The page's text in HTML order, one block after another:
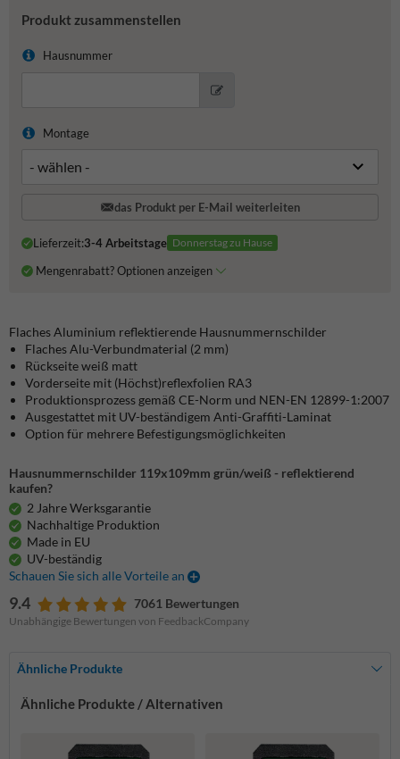
Produkt zusammenstellen
Hausnummer
Montage
das Produkt per E-Mail weiterleiten
Lieferzeit:3-4 Arbeitstage Donnerstag zu Hause
Mengenrabatt? Optionen anzeigen
Flaches Aluminium reflektierende Hausnummernschilder
Flaches Alu-Verbundmaterial (2 mm)
Rückseite weiß matt
Vorderseite mit (Höchst)reflexfolien RA3
Produktionsprozess gemäß CE-Norm und NEN-EN 12899-1:2007
Ausgestattet mit UV-beständigem Anti-Graffiti-Laminat
Option für mehrere Befestigungsmöglichkeiten
Hausnummernschilder 119x109mm grün/weiß - reflektierend
kaufen?
2 Jahre Werksgarantie
Nachhaltige Produktion
Made in EU
UV-beständig
Schauen Sie sich alle Vorteile an
9.4 7061 Bewertungen
Unabhängige Bewertungen von FeedbackCompany
Ähnliche Produkte
Ähnliche Produkte / Alternativen